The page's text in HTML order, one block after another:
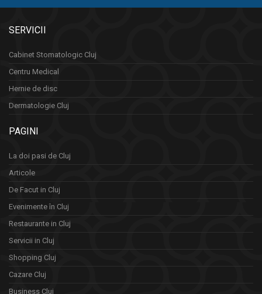
SERVICII
Cabinet Stomatologic Cluj
Centru Medical
Hernie de disc
Dermatologie Cluj
PAGINI
La doi pasi de Cluj
Articole
De Facut in Cluj
Evenimente în Cluj
Restaurante in Cluj
Servicii in Cluj
Shopping Cluj
Cazare Cluj
Business Cluj